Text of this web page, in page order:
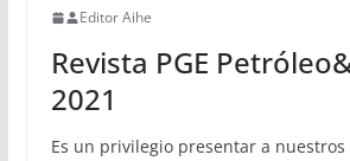
Editor Aihe
Revista PGE
2021
Es un privilegio presentar a nuestros